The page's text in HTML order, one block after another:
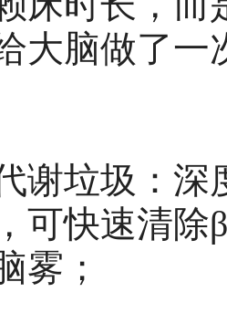
大脑做了一
谢垃圾：深
可快速清
雾；